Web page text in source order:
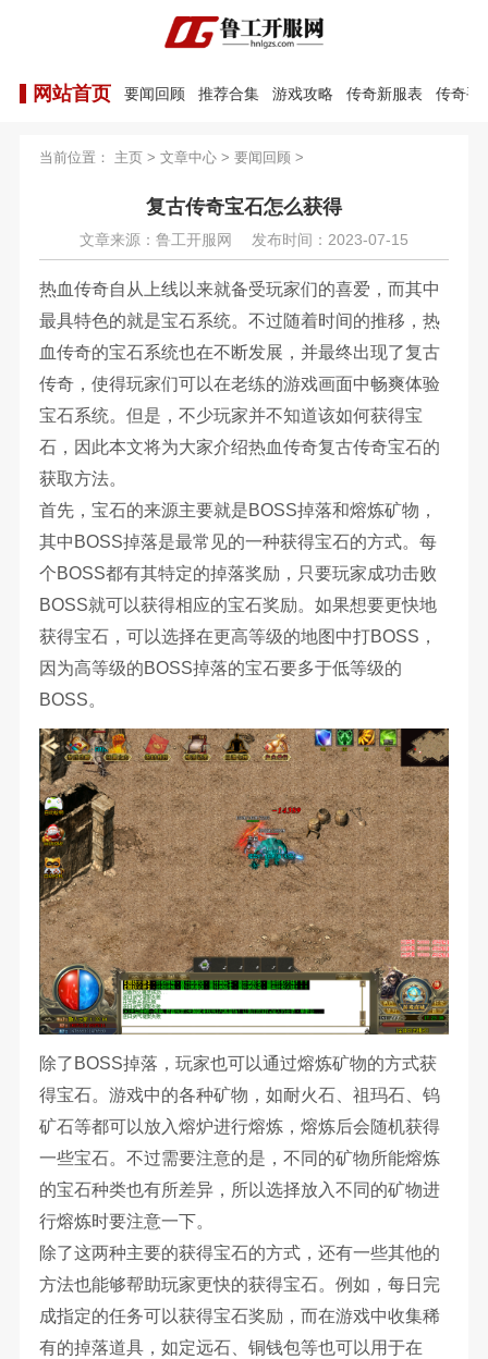
网站首页 要闻回顾 推荐合集 游戏攻略 传奇新服表 传奇手
当前位置： 主页> 文章中心> 要闻回顾 >
复古传奇宝石怎么获得
文章来源：鲁工开服网 发布时间：2023-07-15
热血传奇自从上线以来就备受玩家们的喜爱，而其中
最具特色的就是宝石系统。不过随着时间的推移，热
血传奇的宝石系统也在不断发展，并最终出现了复古
传奇，使得玩家们可以在老练的游戏画面中畅爽体验
宝石系统。但是，不少玩家并不知道该如何获得宝
石，因此本文将为大家介绍热血传奇复古传奇宝石的
获取方法。
首先，宝石的来源主要就是BOSS掉落和熔炼矿物，
其中BOSS掉落是最常见的一种获得宝石的方式。每
个BOSS都有其特定的掉落奖励，只要玩家成功击败
BOSS就可以获得相应的宝石奖励。如果想要更快地
获得宝石，可以选择在更高等级的地图中打BOSS，
因为高等级的BOSS掉落的宝石要多于低等级的
BOSS。
除了BOSS掉落，玩家也可以通过熔炼矿物的方式获
得宝石。游戏中的各种矿物，如耐火石、祖玛石、钨
矿石等都可以放入熔炉进行熔炼，熔炼后会随机获得
一些宝石。不过需要注意的是，不同的矿物所能熔炼
的宝石种类也有所差异，所以选择放入不同的矿物进
行熔炼时要注意一下。
除了这两种主要的获得宝石的方式，还有一些其他的
方法也能够帮助玩家更快的获得宝石。例如，每日完
成指定的任务可以获得宝石奖励，而在游戏中收集稀
有的掉落道具，如定远石、铜钱包等也可以用于在